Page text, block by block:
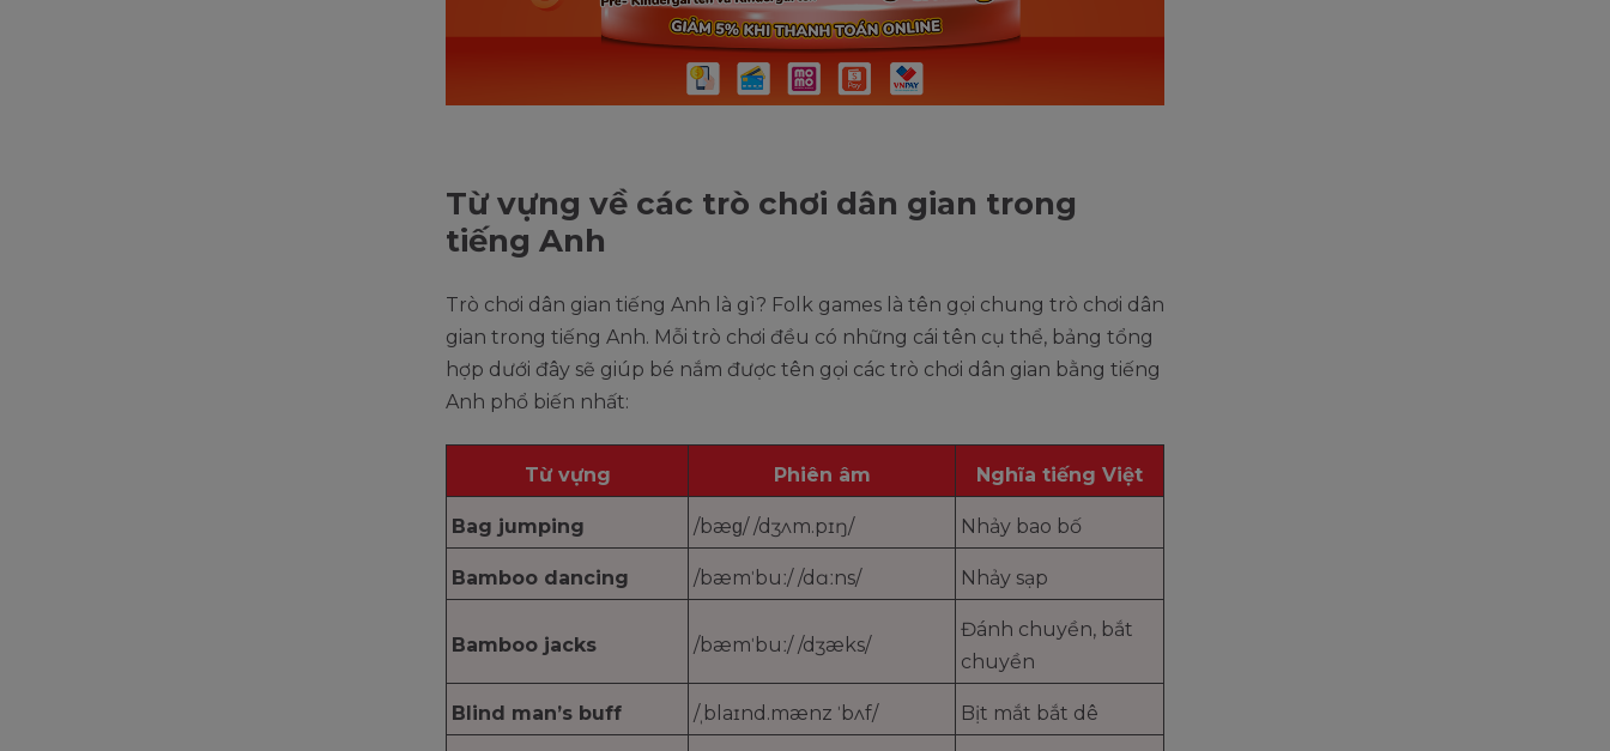
Từ vựng về các trò chơi dân gian trong
tiếng Anh
Trò chơi dân gian tiếng Anh là gì? Folk games là tên gọi chung trò chơi dân
gian trong tiếng Anh. Mỗi trò chơi đều có những cái tên cụ thể, bảng tổng
hợp dưới đây sẽ giúp bé nắm được tên gọi các trò chơi dân gian bằng tiếng
Anh phổ biến nhất:
Từ vựng Phiên âm Nghĩa tiếng Việt
Bag jumping /bæɡ/ /dʒʌm.pɪŋ/ Nhảy bao bố
Bamboo dancing /bæmˈbuː/ /dɑːns/ Nhảy sạp
Bamboo jacks /bæmˈbuː/ /dʒæks/
Đánh chuyền, bắt
chuyền
Blind man’s buff /ˌblaɪnd.mænz ˈbʌf/ Bịt mắt bắt dê